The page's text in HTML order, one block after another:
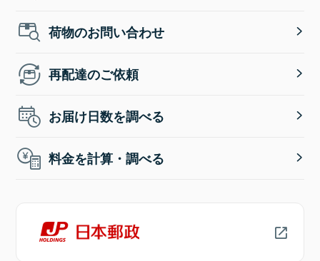
荷物のお問い合わせ
再配達のご依頼
お届け日数を調べる
料金を計算・調べる